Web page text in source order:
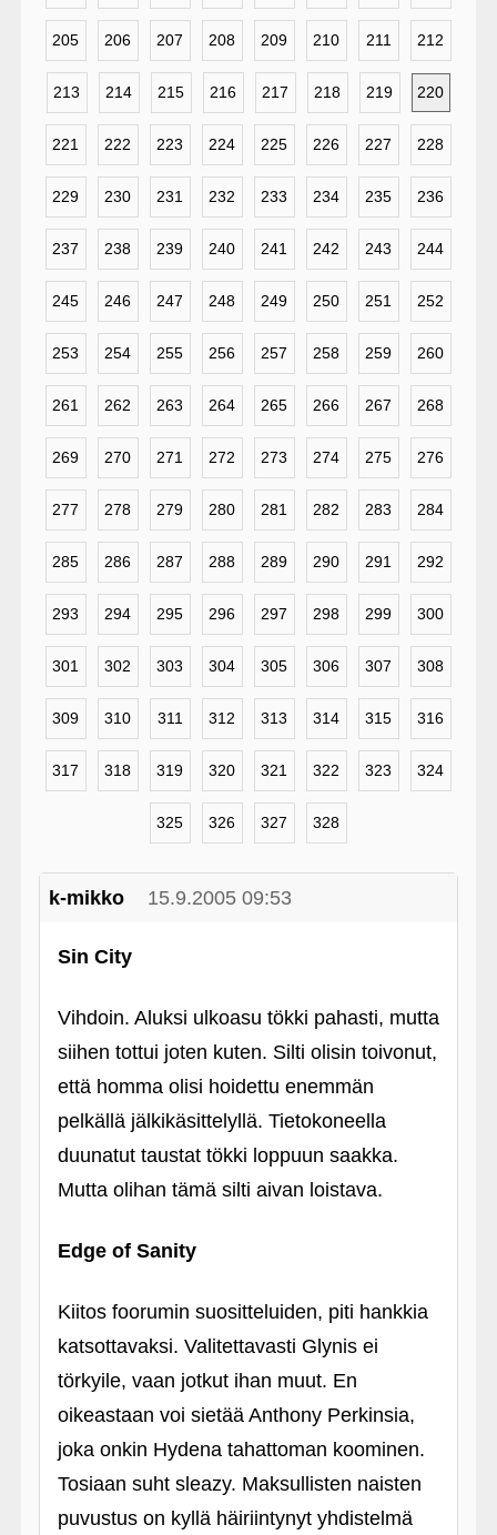
205 206 207 208 209 210 211 212
213 214 215 216 217 218 219 220
221 222 223 224 225 226 227 228
229 230 231 232 233 234 235 236
237 238 239 240 241 242 243 244
245 246 247 248 249 250 251 252
253 254 255 256 257 258 259 260
261 262 263 264 265 266 267 268
269 270 271 272 273 274 275 276
277 278 279 280 281 282 283 284
285 286 287 288 289 290 291 292
293 294 295 296 297 298 299 300
301 302 303 304 305 306 307 308
309 310 311 312 313 314 315 316
317 318 319 320 321 322 323 324
325 326 327 328
k-mikko 15.9.2005 09:53
Sin City
Vihdoin. Aluksi ulkoasu tökki pahasti, mutta
siihen tottui joten kuten. Silti olisin toivonut,
että homma olisi hoidettu enemmän
pelkällä jälkikäsittelyllä. Tietokoneella
duunatut taustat tökki loppuun saakka.
Mutta olihan tämä silti aivan loistava.
Edge of Sanity
Kiitos foorumin suositteluiden, piti hankkia
katsottavaksi. Valitettavasti Glynis ei
törkyile, vaan jotkut ihan muut. En
oikeastaan voi sietää Anthony Perkinsia,
joka onkin Hydena tahattoman koominen.
Tosiaan suht sleazy. Maksullisten naisten
puvustus on kyllä häiriintynyt yhdistelmä